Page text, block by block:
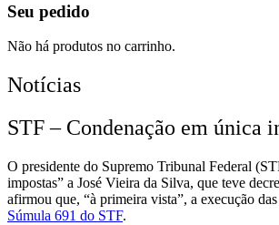
Seu pedido
Não há produtos no carrinho.
Notícias
STF – Condenação em única
O presidente do Supremo Tribunal Federal
impostas” a José Vieira da Silva, que teve
afirmou que, “à primeira vista”, a execução
Súmula 691 do STF.